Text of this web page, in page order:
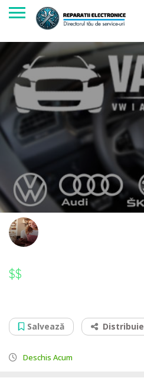
$$
Salvează
Distribuie
Deschis Acum